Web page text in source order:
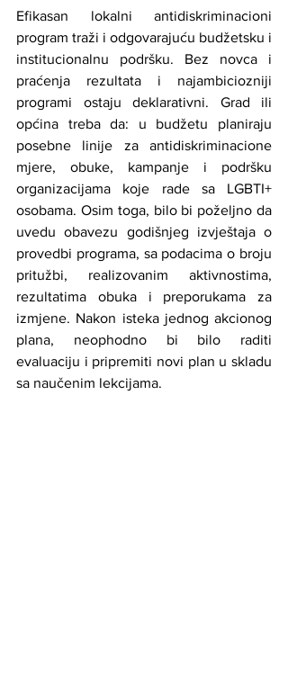
Efikasan lokalni antidiskriminacioni
program traži i odgovarajuću budžetsku i
institucionalnu podršku. Bez novca i
praćenja rezultata i najambiciozniji
programi ostaju deklarativni. Grad ili
općina treba da: u budžetu planiraju
posebne linije za antidiskriminacione
mjere, obuke, kampanje i podršku
organizacijama koje rade sa LGBTI+
osobama. Osim toga, bilo bi poželjno da
uvedu obavezu godišnjeg izvještaja o
provedbi programa, sa podacima o broju
pritužbi, realizovanim aktivnostima,
rezultatima obuka i preporukama za
izmjene. Nakon isteka jednog akcionog
plana, neophodno bi bilo raditi
evaluaciju i pripremiti novi plan u skladu
sa naučenim lekcijama.